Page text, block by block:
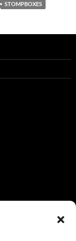
STOMPBOXES